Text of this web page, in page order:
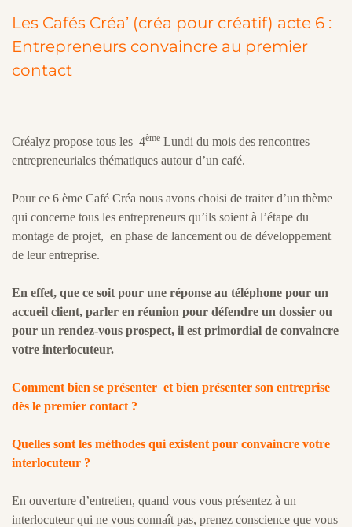
Les Cafés Créa’ (créa pour créatif) acte 6 :
Entrepreneurs convaincre au premier
contact
Créalyz propose tous les 4ème Lundi du mois des rencontres
entrepreneuriales thématiques autour d’un café.
Pour ce 6 ème Café Créa nous avons choisi de traiter d’un thème
qui concerne tous les entrepreneurs qu’ils soient à l’étape du
montage de projet, en phase de lancement ou de développement
de leur entreprise.
En effet, que ce soit pour une réponse au téléphone pour un
accueil client, parler en réunion pour défendre un dossier ou
pour un rendez-vous prospect, il est primordial de convaincre
votre interlocuteur.
Comment bien se présenter et bien présenter son entreprise
dès le premier contact ?
Quelles sont les méthodes qui existent pour convaincre votre
interlocuteur ?
En ouverture d’entretien, quand vous vous présentez à un
interlocuteur qui ne vous connaît pas, prenez conscience que vous